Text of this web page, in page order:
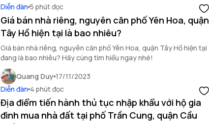
Diễn đàn 5 phút đọc
Giá bán nhà riêng, nguyên căn phố Yên Hoa, quận
Tây Hồ hiện tại là bao nhiêu?
Giá bán nhà riêng, nguyên căn phố Yên Hoa, quận Tây Hồ hiện tại
đang là bao nhiêu? Hãy cùng tìm hiểu ngay nhé!
Quang Duy 17/11/2023
Diễn đàn 4 phút đọc
Địa điểm tiến hành thủ tục nhập khẩu với hộ gia
đình mua nhà đất tại phố Trần Cung, quận Cầu